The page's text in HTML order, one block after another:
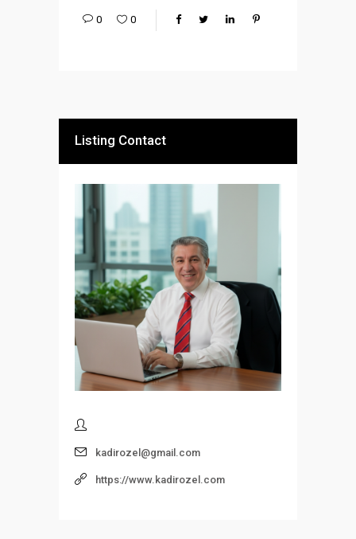
0 0
Listing Contact
kadirozel@gmail.com
https://www.kadirozel.com